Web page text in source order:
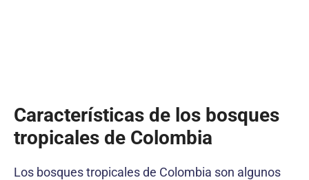
Características de los bosques
tropicales de Colombia
Los bosques tropicales de Colombia son algunos